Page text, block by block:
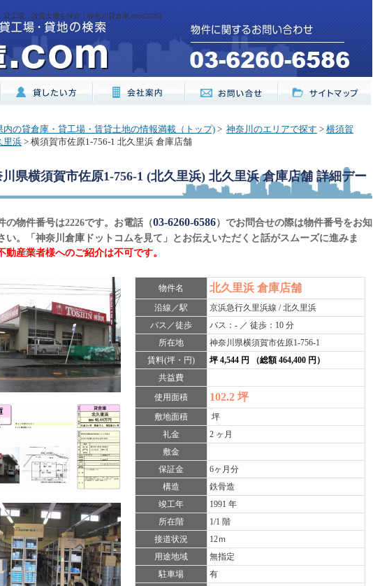
工場・賃貸土地を仲介｜神奈川貸倉庫.com[2226]
内の貸倉庫・貸工場・賃貸土地の情報満載（トップ) > 神奈川のエリアで探す > 横須賀
里浜 > 横須賀市佐原1-756-1 北久里浜 倉庫店舗
県横須賀市佐原1-756-1 (北久里浜) 北久里浜 倉庫店舗 詳細デー
の物件番号は2226です。お電話（03-6260-6586）でお問合せの際は物件番号をお知
い。「神奈川倉庫ドットコムを見て」とお伝えいただくと話がスムーズに進みま
動産業者様へのご紹介は不可です。
物件名 北久里浜 倉庫店舗
沿線／駅
京浜急行久里浜線 / 北久里浜
バス／徒歩
バス：- ／ 徒歩：10 分
所在地
神奈川県横須賀市佐原1-756-1
賃料(坪・円)
坪 4,544 円 （総額 464,400 円）
共益費
使用面積
102.2 坪
敷地面積
坪
礼金
2 ヶ月
敷金
保証金
6ヶ月分
構造
鉄骨造
竣工年
1991 年
所在階
1/1 階
接道状況
12ｍ
用途地域
無指定
駐車場
有